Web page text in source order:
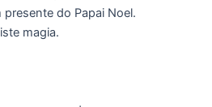
presente do Papai Noel.
magia.